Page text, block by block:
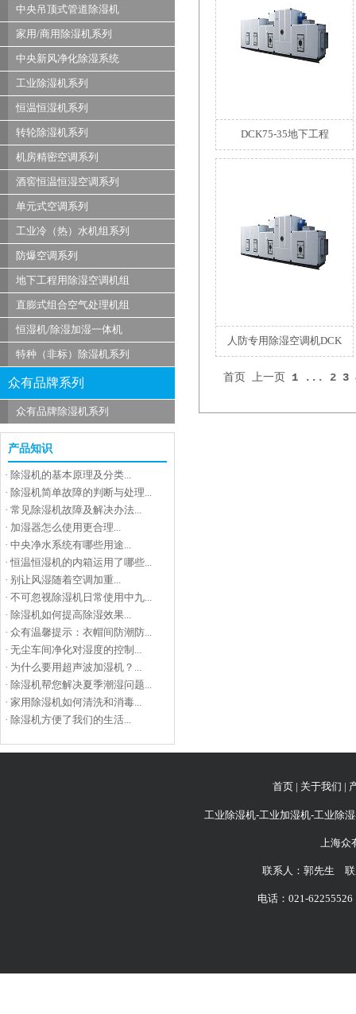
中央吊顶式管道除湿机
家用/商用除湿机系列
中央新风净化除湿系统
工业除湿机系列
恒温恒湿机系列
转轮除湿机系列
机房精密空调系列
酒窖恒温恒湿空调系列
单元式空调系列
工业冷（热）水机组系列
防爆空调系列
地下工程用除湿空调机组
直膨式组合空气处理机组
恒湿机/除湿加湿一体机
特种（非标）除湿机系列
众有品牌系列
众有品牌除湿机系列
产品知识
· 除湿机的基本原理及分类...
· 除湿机简单故障的判断与处理...
· 常见除湿机故障及解决办法...
· 加湿器怎么使用更合理...
· 中央净水系统有哪些用途...
· 恒温恒湿机的内箱运用了哪些...
· 别让风湿随着空调加重...
· 不可忽视除湿机日常使用中九...
· 除湿机如何提高除湿效果...
· 众有温馨提示：衣帽间防潮防...
· 无尘车间净化对湿度的控制...
· 为什么要用超声波加湿机？...
· 除湿机帮您解决夏季潮湿问题...
· 家用除湿机如何清洗和消毒...
· 除湿机方便了我们的生活...
DCK75-35地下工程
人防专用除湿空调机DCK
首页 上一页 1 ... 2 3
首页 | 关于我们 |
工业除湿机-工业加湿机-工业除
上海众
联系人：郭先生 联
电话：021-